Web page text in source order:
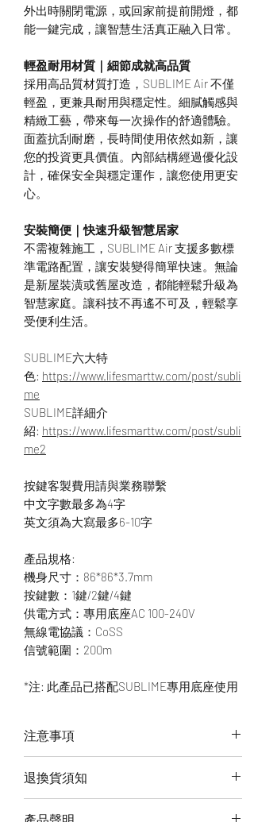
外出時關閉電源，或回家前提前開燈，都
能一鍵完成，讓智慧生活真正融入日常。
輕盈耐用材質｜細節成就高品質
採用高品質材質打造，SUBLIME Air 不僅
輕盈，更兼具耐用與穩定性。細膩觸感與
精緻工藝，帶來每一次操作的舒適體驗。
面蓋抗刮耐磨，長時間使用依然如新，讓
您的投資更具價值。內部結構經過優化設
計，確保安全與穩定運作，讓您使用更安
心。
安裝簡便｜快速升級智慧居家
不需複雜施工，SUBLIME Air 支援多數標
準電路配置，讓安裝變得簡單快速。無論
是新屋裝潢或舊屋改造，都能輕鬆升級為
智慧家庭。讓科技不再遙不可及，輕鬆享
受便利生活。
SUBLIME六大特
色: https://www.lifesmarttw.com/post/subli
me
SUBLIME詳細介
紹: https://www.lifesmarttw.com/post/subli
me2
按鍵客製費用請與業務聯繫
中文字數最多為4字
英文須為大寫最多6-10字
產品規格:
機身尺寸：86*86*3.7mm
按鍵數：1鍵/2鍵/4鍵
供電方式：專用底座AC 100-240V
無線電協議：CoSS
信號範圍：200m
*注: 此產品已搭配SUBLIME專用底座使用
注意事項
定服務費
若需了解更多請預約線上諮詢或現場產
退換貨須知